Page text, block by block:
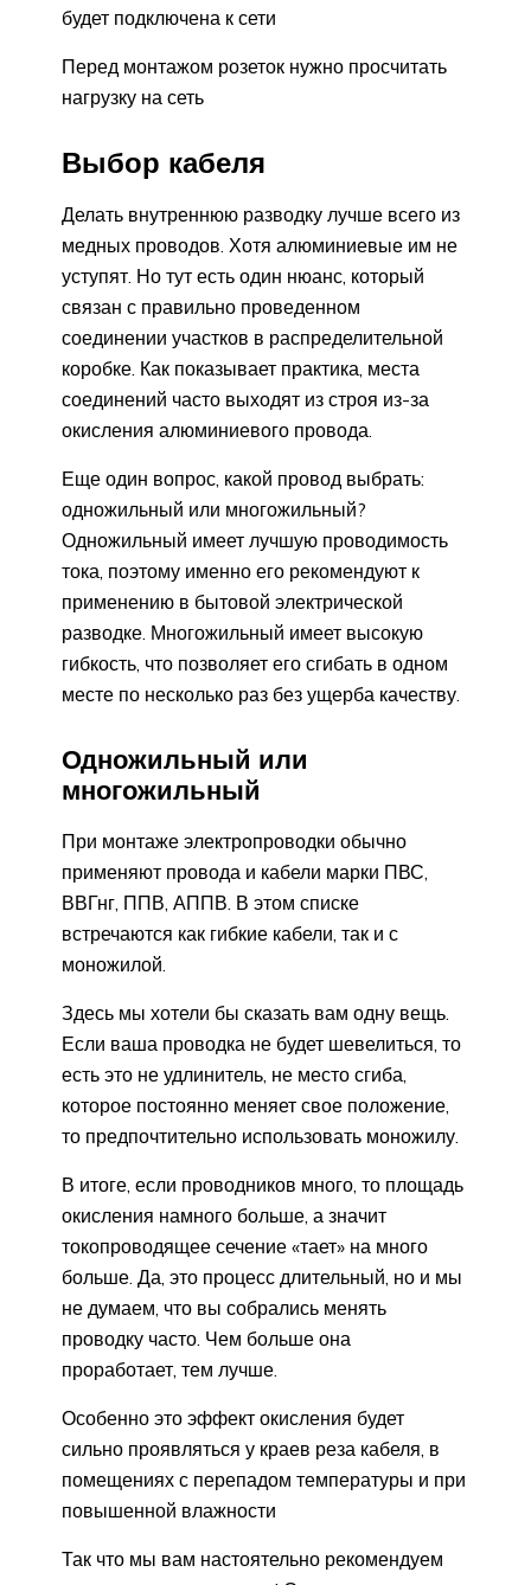
будет подключена к сети
Перед монтажом розеток нужно просчитать
нагрузку на сеть
Выбор кабеля
Делать внутреннюю разводку лучше всего из
медных проводов. Хотя алюминиевые им не
уступят. Но тут есть один нюанс, который
связан с правильно проведенном
соединении участков в распределительной
коробке. Как показывает практика, места
соединений часто выходят из строя из-за
окисления алюминиевого провода.
Еще один вопрос, какой провод выбрать:
одножильный или многожильный?
Одножильный имеет лучшую проводимость
тока, поэтому именно его рекомендуют к
применению в бытовой электрической
разводке. Многожильный имеет высокую
гибкость, что позволяет его сгибать в одном
месте по несколько раз без ущерба качеству.
Одножильный или
многожильный
При монтаже электропроводки обычно
применяют провода и кабели марки ПВС,
ВВГнг, ППВ, АППВ. В этом списке
встречаются как гибкие кабели, так и с
моножилой.
Здесь мы хотели бы сказать вам одну вещь.
Если ваша проводка не будет шевелиться, то
есть это не удлинитель, не место сгиба,
которое постоянно меняет свое положение,
то предпочтительно использовать моножилу.
В итоге, если проводников много, то площадь
окисления намного больше, а значит
токопроводящее сечение «тает» на много
больше. Да, это процесс длительный, но и мы
не думаем, что вы собрались менять
проводку часто. Чем больше она
проработает, тем лучше.
Особенно это эффект окисления будет
сильно проявляться у краев реза кабеля, в
помещениях с перепадом температуры и при
повышенной влажности
Так что мы вам настоятельно рекомендуем